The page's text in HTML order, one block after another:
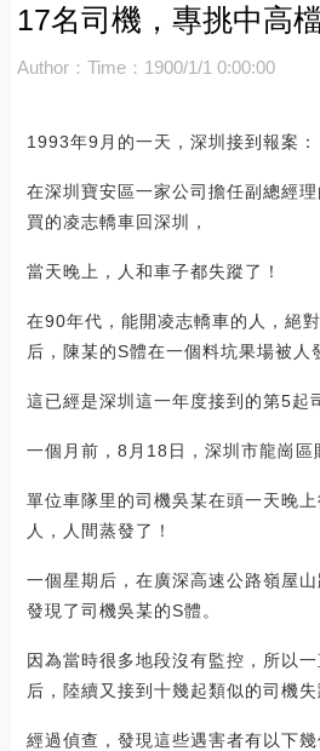
17名司機，專挑中高
Author： Time：1900/1/1 0:00:00
1993年9月的一天，深圳接到報案：
在深圳寶安區一家公司擔任副總經
買的凌志轎車回深圳，
當天晚上，人和車子都失蹤了！
在90年代，能開凌志轎車的人，絕
后，陳某的S體在一個料坑果場被人
這已經是深圳這一年度接到的第5起
一個月前，8月18日，深圳市龍崗區
單位車隊里的司機吳某在頭一天晚
人，人間蒸發了！
一個星期后，在廣深高速公路嶺屋山
發現了司機吳某的S體。
因為當時很多地段沒有監控，所以
后，陸續又接到十幾起類似的司機失
經過偵查，發現這些遇害者有以下幾